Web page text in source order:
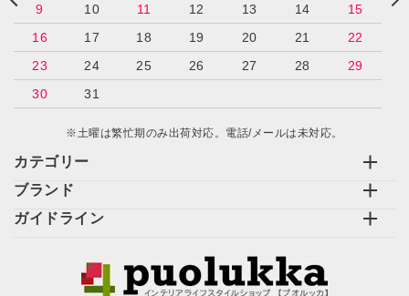
カテゴリー
ブランド
ガイドライン
9
10 11 12 13 14
15
16
17 18 19 20 21
22
23
24 25 26 27 28
29
30
31
※土曜は繁忙期のみ出荷対応。電話/メールは未対応。